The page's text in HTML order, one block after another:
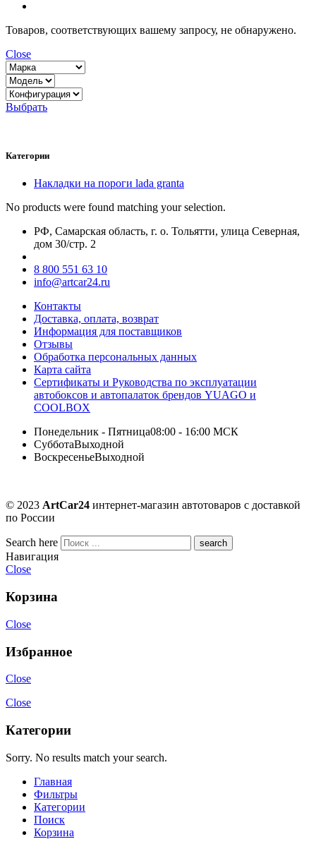
Товаров, соответствующих вашему запросу, не обнаружено.
Close
Выбрать
Категории
Накладки на пороги lada granta
No products were found matching your selection.
РФ, Самарская область, г. о. Тольятти, улица Северная,
дом 30/стр. 2
8 800 551 63 10
info@artcar24.ru
Контакты
Доставка, оплата, возврат
Информация для поставщиков
Отзывы
Обработка персональных данных
Карта сайта
Сертификаты и Руководства по эксплуатации
автобоксов и автопалаток брендов YUAGO и
COOLBOX
Понедельник - Пятница08:00 - 16:00 МСК
СубботаВыходной
ВоскресеньеВыходной
© 2023 ArtCar24 интернет-магазин автотоваров с доставкой
по России
Search here
Навигация
Close
Корзина
Close
Избранное
Close
Close
Категории
Sorry. No results match your search.
Главная
Фильтры
Категории
Поиск
Корзина